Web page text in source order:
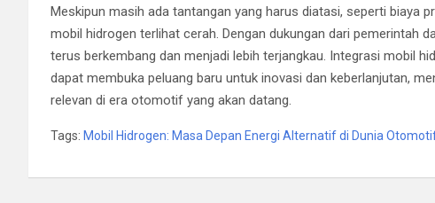
Meskipun masih ada tantangan yang harus diatasi, seperti biaya
mobil hidrogen terlihat cerah. Dengan dukungan dari pemerintah
terus berkembang dan menjadi lebih terjangkau. Integrasi mobil
dapat membuka peluang baru untuk inovasi dan keberlanjutan,
relevan di era otomotif yang akan datang.
Tags: Mobil Hidrogen: Masa Depan Energi Alternatif di Dunia